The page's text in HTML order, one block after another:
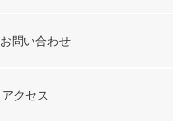
お問い合わせ
アクセス